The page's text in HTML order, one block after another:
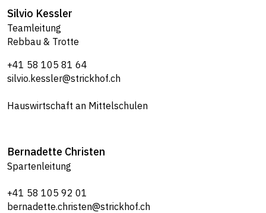
Silvio Kessler
Teamleitung
Rebbau & Trotte
+41 58 105 81 64
silvio.kessler@strickhof.ch
Hauswirtschaft an Mittelschulen
Bernadette Christen
Spartenleitung
+41 58 105 92 01
bernadette.christen@strickhof.ch